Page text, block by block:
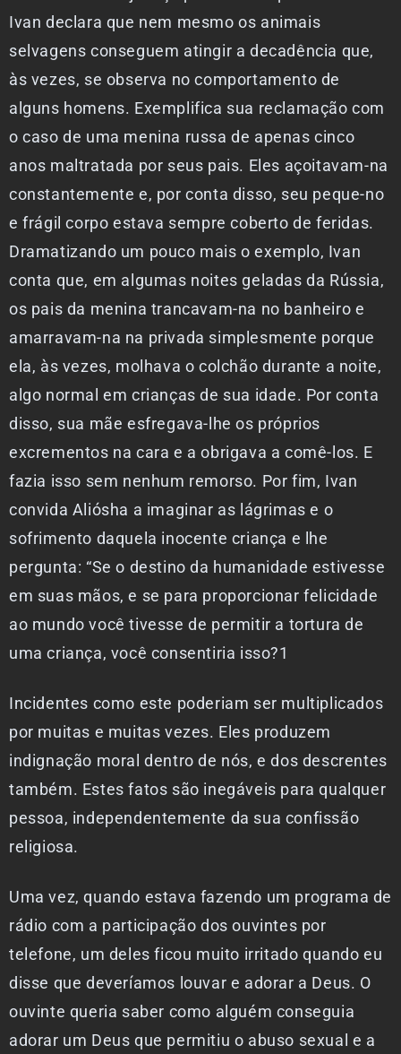
Ivan declara que nem mesmo os animais
selvagens conseguem atingir a decadência que,
às vezes, se observa no comportamento de
alguns homens. Exemplifica sua reclamação com
o caso de uma menina russa de apenas cinco
anos maltratada por seus pais. Eles açoitavam-na
constantemente e, por conta disso, seu peque-no
e frágil corpo estava sempre coberto de feridas.
Dramatizando um pouco mais o exemplo, Ivan
conta que, em algumas noites geladas da Rússia,
os pais da menina trancavam-na no banheiro e
amarravam-na na privada simplesmente porque
ela, às vezes, molhava o colchão durante a noite,
algo normal em crianças de sua idade. Por conta
disso, sua mãe esfregava-lhe os próprios
excrementos na cara e a obrigava a comê-los. E
fazia isso sem nenhum remorso. Por fim, Ivan
convida Aliósha a imaginar as lágrimas e o
sofrimento daquela inocente criança e lhe
pergunta: “Se o destino da humanidade estivesse
em suas mãos, e se para proporcionar felicidade
ao mundo você tivesse de permitir a tortura de
uma criança, você consentiria isso?1
Incidentes como este poderiam ser multiplicados
por muitas e muitas vezes. Eles produzem
indignação moral dentro de nós, e dos descrentes
também. Estes fatos são inegáveis para qualquer
pessoa, independentemente da sua confissão
religiosa.
Uma vez, quando estava fazendo um programa de
rádio com a participação dos ouvintes por
telefone, um deles ficou muito irritado quando eu
disse que deveríamos louvar e adorar a Deus. O
ouvinte queria saber como alguém conseguia
adorar um Deus que permitiu o abuso sexual e a